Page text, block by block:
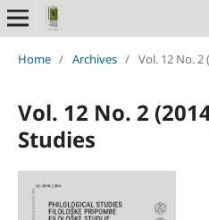
Home / Archives / Vol. 12 No. 2
Vol. 12 No. 2
Studies